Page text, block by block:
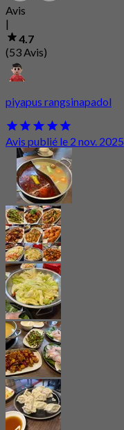
Avis
|
4.7
(53 Avis)
piyapus rangsinapadol
Avis publié le 2 nov. 2025